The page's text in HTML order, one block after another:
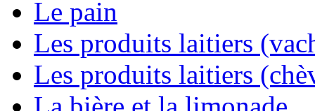
Le pain
Les produits laitiers
Les produits laitiers